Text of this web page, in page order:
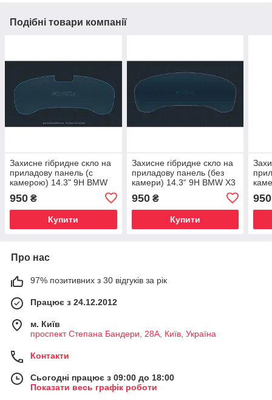
Подібні товари компанії
Захисне гібридне скло на
приладову панель (с
камерою) 14.3" 9H BMW
950 ₴
Купити
Захисне гібридне скло на
приладову панель (без
камери) 14.3“ 9H BMW X3
950₴
Купити
950
Про нас
97% позитивних з 30 відгуків за рік
Працює з 24.12.2012
м. Київ
проспект Степана Бандери, 28А, Київ, Україна
Контакти
Сьогодні працює з 09:00 до 18:00
Показати весь графік роботи